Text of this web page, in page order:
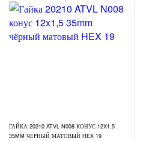
ГАЙКА 20210 ATVL N008 КОНУС 12X1,5
35MM ЧЁРНЫЙ МАТОВЫЙ HEX 19